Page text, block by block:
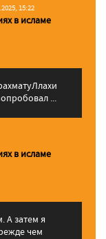
15:22
в исламе
...
в исламе
А затем я
чем